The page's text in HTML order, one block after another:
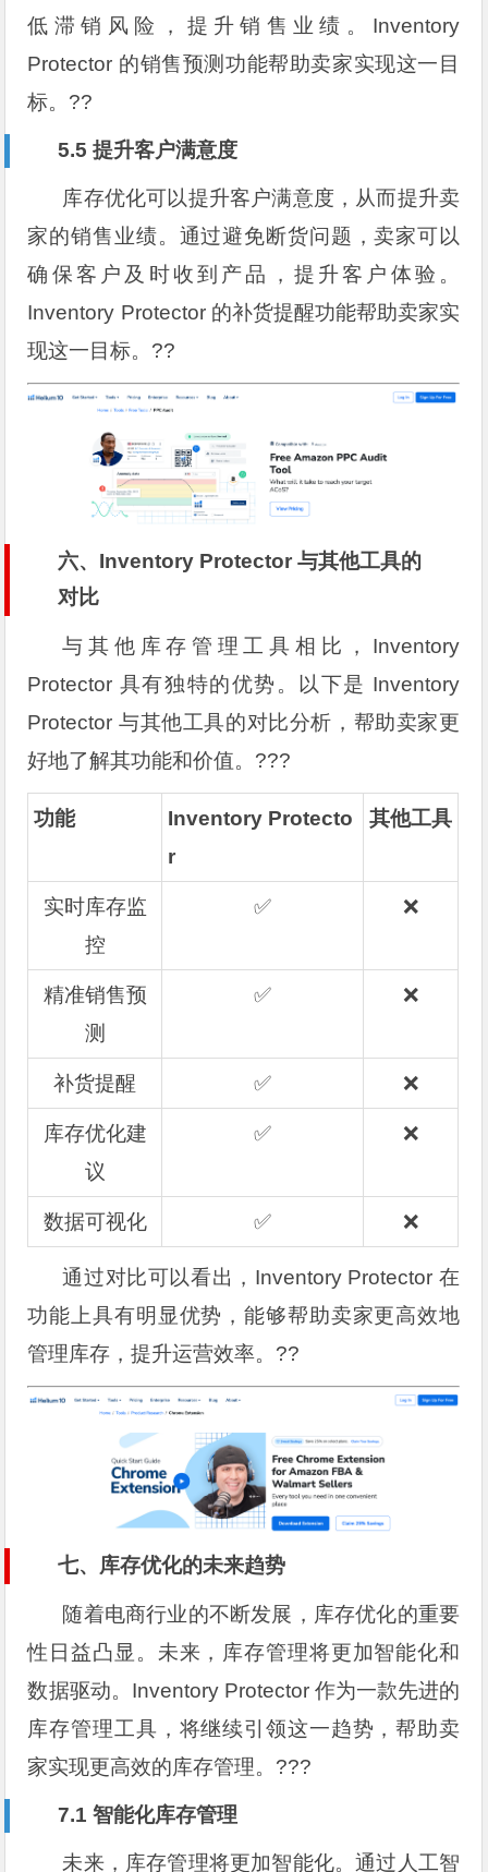
低滞销风险，提升销售业绩。Inventory
Protector 的销售预测功能帮助卖家实现这一目
标。??
5.5 提升客户满意度
库存优化可以提升客户满意度，从而提升卖
家的销售业绩。通过避免断货问题，卖家可以
确保客户及时收到产品，提升客户体验。
Inventory Protector 的补货提醒功能帮助卖家实
现这一目标。??
六、Inventory Protector 与其他工具的
对比
与其他库存管理工具相比，Inventory
Protector 具有独特的优势。以下是 Inventory
Protector 与其他工具的对比分析，帮助卖家更
好地了解其功能和价值。?️??
功能
Inventory Protecto
r
其他工具
实时库存监
控
✅ ❌
精准销售预
测
✅ ❌
补货提醒 ✅ ❌
库存优化建
议
✅ ❌
数据可视化 ✅ ❌
通过对比可以看出，Inventory Protector 在
功能上具有明显优势，能够帮助卖家更高效地
管理库存，提升运营效率。??
七、库存优化的未来趋势
随着电商行业的不断发展，库存优化的重要
性日益凸显。未来，库存管理将更加智能化和
数据驱动。Inventory Protector 作为一款先进的
库存管理工具，将继续引领这一趋势，帮助卖
家实现更高效的库存管理。???
7.1 智能化库存管理
未来，库存管理将更加智能化。通过人工智